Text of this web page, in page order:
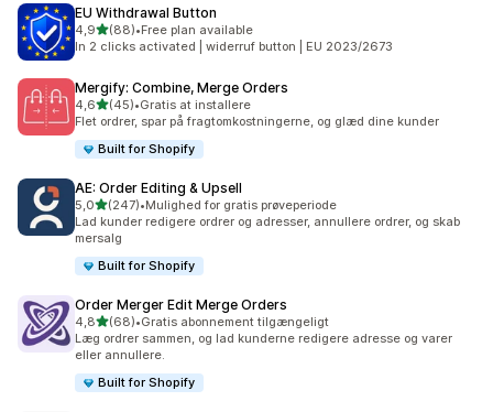
EU Withdrawal Button
4,9ud af 5 stjerner
(88)
88 anmeldelser i alt
•Free plan available
In 2 clicks activated | widerruf button | EU 2023/2673
Mergify: Combine, Merge Orders
4,6ud af 5 stjerner
(45)
45 anmeldelser i alt
•Gratis at installere
Flet ordrer, spar på fragtomkostningerne, og glæd dine kunder
Built for Shopify
AE: Order Editing & Upsell
5,0ud af 5 stjerner
(247)
247 anmeldelser i alt
•Mulighed for gratis prøveperiode
Lad kunder redigere ordrer og adresser, annullere ordrer, og skab
mersalg
Built for Shopify
Order Merger Edit Merge Orders
4,8ud af 5 stjerner
(68)
68 anmeldelser i alt
•Gratis abonnement tilgængeligt
Læg ordrer sammen, og lad kunderne redigere adresse og varer
eller annullere.
Built for Shopify